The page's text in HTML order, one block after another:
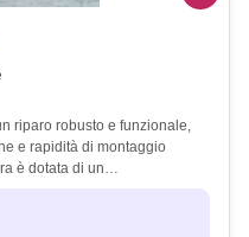
riparo robusto e funzionale,
e rapidità di montaggio
è dotata di un…